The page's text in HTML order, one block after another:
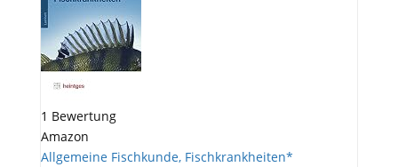
1 Bewertung
Amazon
Allgemeine Fischkunde, Fischkrankheiten*